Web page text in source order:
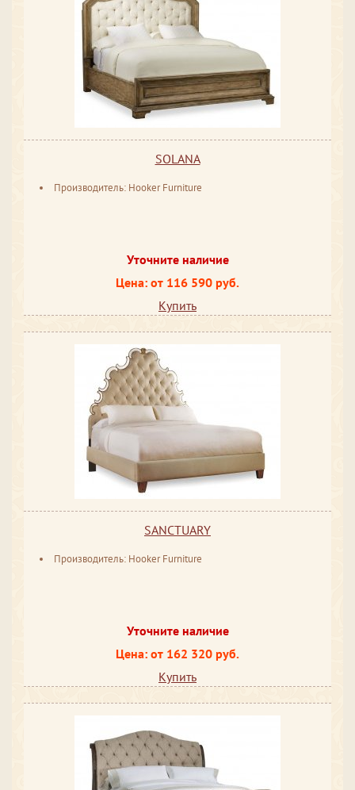
SOLANA
Производитель: Hooker Furniture
Уточните наличие
Цена: от 116 590 руб.
Купить
SANCTUARY
Производитель: Hooker Furniture
Уточните наличие
Цена: от 162 320 руб.
Купить